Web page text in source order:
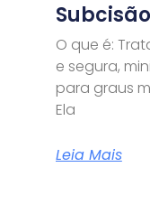
O que é:
e segura,
para graus
Ela
Leia Mais